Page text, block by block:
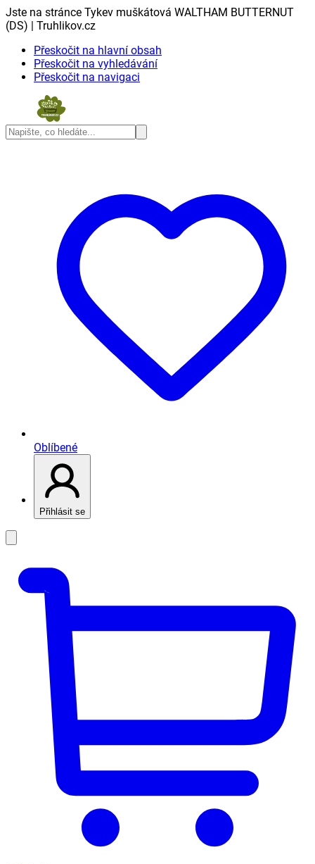
Jste na stránce Tykev muškátová WALTHAM BUTTERNUT
(DS) | Truhlikov.cz
Přeskočit na hlavní obsah
Přeskočit na vyhledávání
Přeskočit na navigaci
Oblíbené
Přihlásit se